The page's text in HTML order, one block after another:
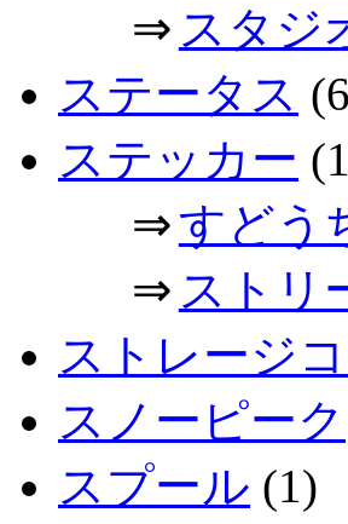
⇒ スタジ
ステータス
ステッカー
⇒すどう
⇒ ストリ
ストレージ
スノーピーク
スプール (1)